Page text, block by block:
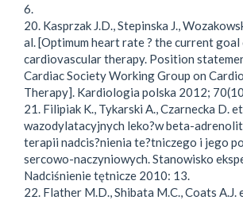
6.
20. Kasprzak J.D., Stepinska J.,
al. [Optimum heart rate ? the current
cardiovascular therapy. Position
Cardiac Society Working Group on
Therapy]. Kardiologia polska 2012;
21. Filipiak K., Tykarski A., Czarnecka D.
wazodylatacyjnych leko?w beta-
terapii nadcis?nienia te?tniczego i jego
sercowo-naczyniowych. Stanowisko
Nadciśnienie tętnicze 2010: 13.
22. Flather M.D., Shibata M.C., Coats A.J.